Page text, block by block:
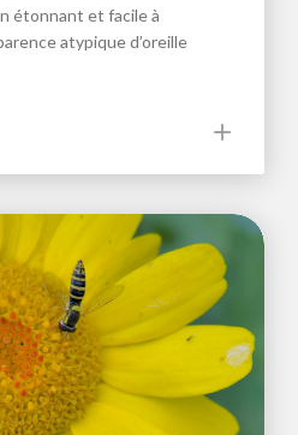
étonnant et facile à
atypique d’oreille